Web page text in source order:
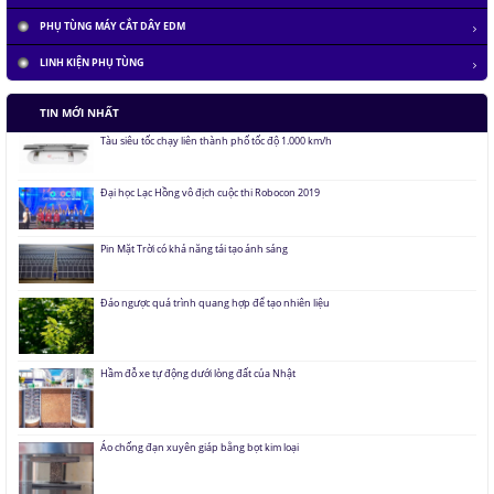
PHỤ TÙNG MÁY CẮT DÂY EDM
LINH KIỆN PHỤ TÙNG
TIN MỚI NHẤTTàu siêu tốc chạy liên thành phố tốc độ 1.000 km/h